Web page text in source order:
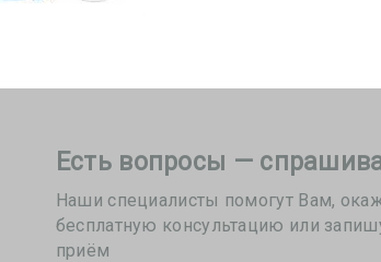
Есть вопросы —
Наши специалисты помогут Вам,
бесплатную консультацию или
приём